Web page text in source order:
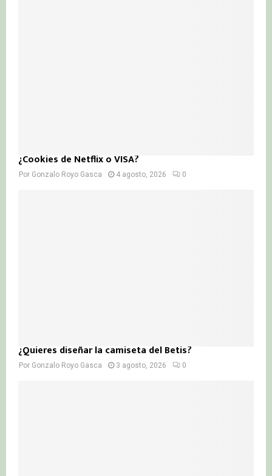
¿Cookies de Netflix o VISA?
Por Gonzalo Royo Gasca 4 agosto, 2026 0
¿Quieres diseñar la camiseta del Betis?
Por Gonzalo Royo Gasca 3 agosto, 2026 0